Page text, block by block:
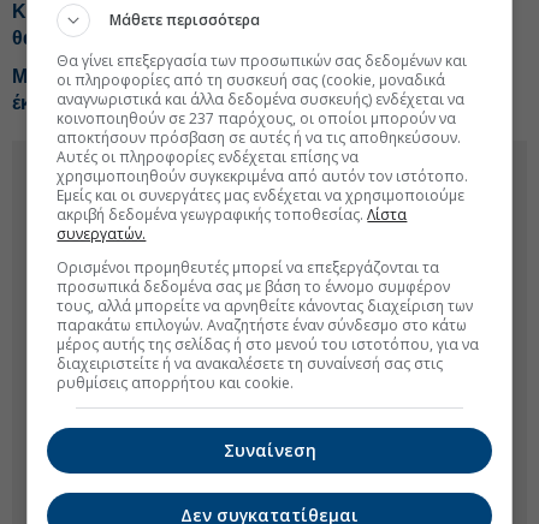
Κικίλιας: Μειώθηκαν 34% οι μεταναστευτικές ροές στα
θαλάσσια σύνορα
Μεταναστευτικό: Στην ΕΕ η πρόταση Μητσοτάκη για
έκτακτες αναστολές ασύλου
Μάθετε περισσότερα
Θα γίνει επεξεργασία των προσωπικών σας δεδομένων και
οι πληροφορίες από τη συσκευή σας (cookie, μοναδικά
αναγνωριστικά και άλλα δεδομένα συσκευής) ενδέχεται να
κοινοποιηθούν σε 237 παρόχους, οι οποίοι μπορούν να
αποκτήσουν πρόσβαση σε αυτές ή να τις αποθηκεύσουν.
Αυτές οι πληροφορίες ενδέχεται επίσης να
χρησιμοποιηθούν συγκεκριμένα από αυτόν τον ιστότοπο.
Εμείς και οι συνεργάτες μας ενδέχεται να χρησιμοποιούμε
ακριβή δεδομένα γεωγραφικής τοποθεσίας.Λίστα
συνεργατών.
Ορισμένοι προμηθευτές μπορεί να επεξεργάζονται τα
προσωπικά δεδομένα σας με βάση το έννομο συμφέρον
τους, αλλά μπορείτε να αρνηθείτε κάνοντας διαχείριση των
παρακάτω επιλογών. Αναζητήστε έναν σύνδεσμο στο κάτω
μέρος αυτής της σελίδας ή στο μενού του ιστοτόπου, για να
διαχειριστείτε ή να ανακαλέσετε τη συναίνεσή σας στις
ρυθμίσεις απορρήτου και cookie.
Συναίνεση
Δεν συγκατατίθεμαι